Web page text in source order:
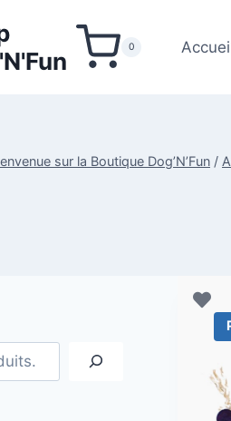
0
sur la Boutique Dog’N’Fun /